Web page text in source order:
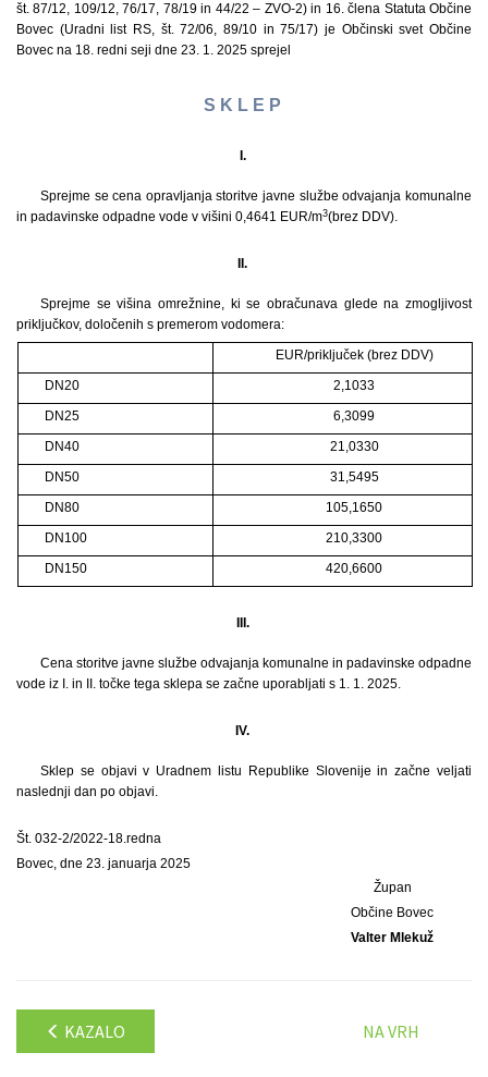
št. 87/12, 109/12, 76/17, 78/19 in 44/22 – ZVO-2) in 16. člena Statuta Občine
Bovec (Uradni list RS, št. 72/06, 89/10 in 75/17) je Občinski svet Občine
Bovec na 18. redni seji dne 23. 1. 2025 sprejel
S K L E P
I.
Sprejme se cena opravljanja storitve javne službe odvajanja komunalne
in padavinske odpadne vode v višini 0,4641 EUR/m3(brez DDV).
II.
Sprejme se višina omrežnine, ki se obračunava glede na zmogljivost
priključkov, določenih s premerom vodomera:
EUR/priključek (brez DDV)
DN20
2,1033
DN25
6,3099
DN40
21,0330
DN50
31,5495
DN80
105,1650
DN100
210,3300
DN150
420,6600
III.
Cena storitve javne službe odvajanja komunalne in padavinske odpadne
vode iz I. in II. točke tega sklepa se začne uporabljati s 1. 1. 2025.
IV.
Sklep se objavi v Uradnem listu Republike Slovenije in začne veljati
naslednji dan po objavi.
Št. 032-2/2022-18.redna
Bovec, dne 23. januarja 2025
Župan
Občine Bovec
Valter Mlekuž
KAZALO NA VRH